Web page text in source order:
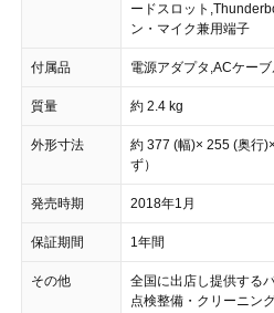
ードスロット
ン・マイク兼用端子
付属品 電源アダプタ,ACケー
質量 約 2.4 kg
外形寸法
約 377 (幅)× 255 (奥行
ず）
発売時期 2018年1月
保証期間 1年間
その他
全国に出店し提供する
点検整備・クリーニン